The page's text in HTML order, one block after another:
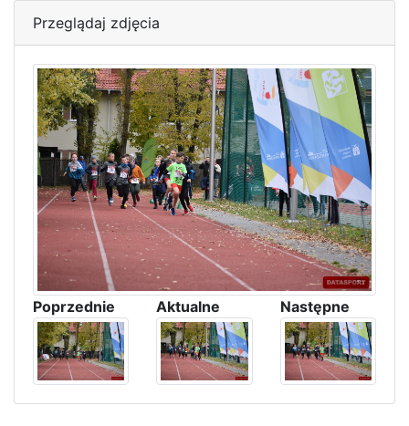
Przeglądaj zdjęcia
Poprzednie Aktualne Następne